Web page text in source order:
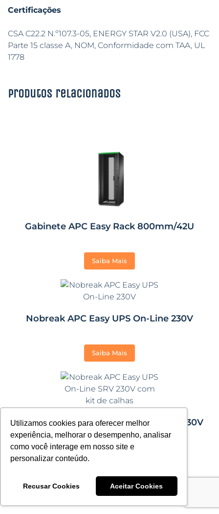
Utilizamos cookies para oferecer melhor
experiência, melhorar o desempenho, analisar
como você interage em nosso site e
personalizar conteúdo.
Recusar Cookies Aceitar Cookies
Certificações
CSA C22.2 N.º107.3-05, ENERGY STAR V2.0 (USA), FCC
Parte 15 classe A, NOM, Conformidade com TAA, UL
1778
Produtos relacionados
Gabinete APC Easy Rack 800mm/42U
Saiba Mais
Nobreak APC Easy UPS On-Line 230V
Saiba Mais
Nobreak APC Easy UPS On-Line SRV 230V
com kit de calhas